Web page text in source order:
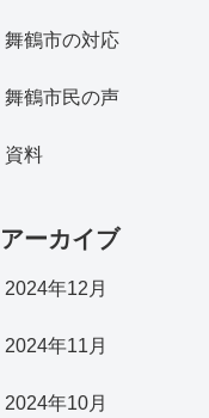
舞鶴市の対応
舞鶴市民の声
資料
アーカイブ
2024年12月
2024年11月
2024年10月